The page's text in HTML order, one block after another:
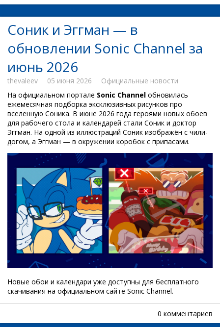
Соник и Эггман — в
обновлении Sonic Channel за
июнь 2026
thevaleev 05 июня 2026
Официальные новости
На официальном портале Sonic Channel обновилась
ежемесячная подборка эксклюзивных рисунков про
вселенную Соника. В июне 2026 года героями новых обоев
для рабочего стола и календарей стали Соник и доктор
Эггман. На одной из иллюстраций Соник изображён с чили-
догом, а Эггман — в окружении коробок с припасами.
Новые обои и календари уже доступны для бесплатного
скачивания на официальном сайте Sonic Channel.
0 комментариев